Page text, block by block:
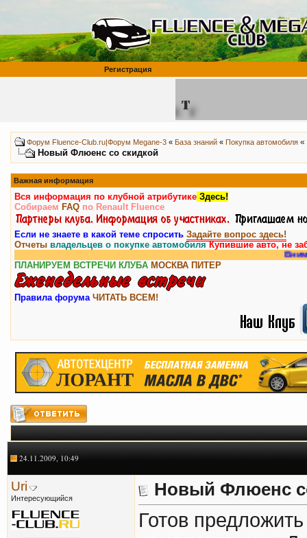
Регистрация
Форум Fluence-Club.ru|Форум Megane-3 « База знаний « Покупка автомобиля «
Новый Флюенс со скидкой
Важная информация
Вся информация по клубной атрибутике Здесь!
Собираем FAQ по Renault Fluence
Если не знаете в какой теме спросить Задайте вопрос здесь!
Отчеты владельцев о покупке автомобиляКупившие авто, не
Внимание, у
ПЛАНИРУЕМ ВСТРЕЧИ КЛУБА МОСКВА ПИТЕР
Правила форума ЧИТАТЬ ВСЕМ!
24.11.2009, 10:49
Uri
Интересующийся Новый Флюенс
Готов